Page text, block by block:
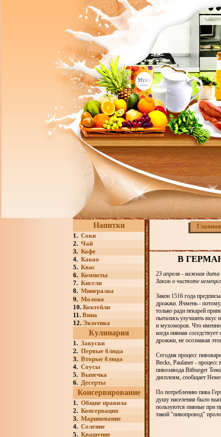
Напитки
1. Соки
2. Чай
3. Кофе
4. Какао
5. Квас
6. Компоты
7. Кисели
8. Минералка
9. Молоко
10. Коктейли
11. Вина
12. Экзотика
Кулинария
1. Закуски
2. Первые блюда
3. Вторые блюда
4. Соусы
5. Выпечка
6. Десерты
Консервирование
1. Общие правила
2. Консервация
3. Маринование
4. Соление
5. Квашение
Главная
В
23 апреля - важная дата
Закон о чистоте
Закон 1516 года
дрожжи. Ячмень - потому,
только ради пекарей
пытались улучшить вкус
и мухоморов. Что именно
когда пивная
дрожжи, не осознавая
Сегодня процесс
Becks, Paulaner -
пивозавода Bitburger
дисплеям, сообщает
По потреблению пива
душу населения было
пользуются пивные при
такой "пивопровод"